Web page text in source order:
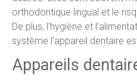
orthodontique lingual et le
De plus, l’hygiène et
système l’appareil dentaire
Appareils